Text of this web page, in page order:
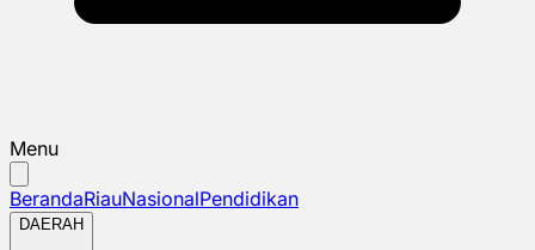
Menu
BerandaRiauNasionalPendidikan
DAERAH